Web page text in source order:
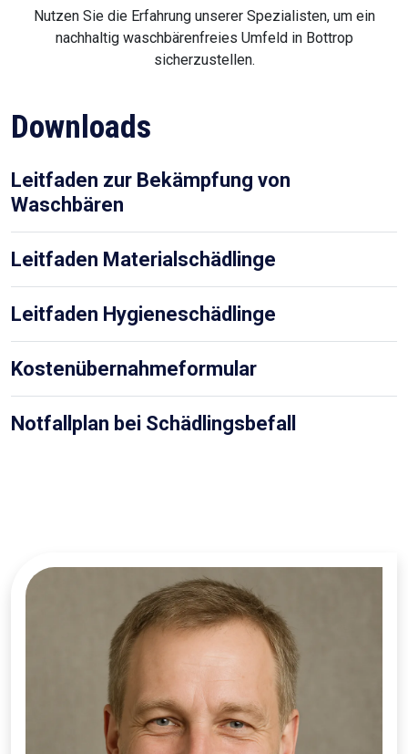
Nutzen Sie die Erfahrung unserer Spezialisten, um ein
nachhaltig waschbärenfreies Umfeld in Bottrop
sicherzustellen.
Downloads
Leitfaden zur Bekämpfung von
Waschbären
Leitfaden Materialschädlinge
Leitfaden Hygieneschädlinge
Kostenübernahmeformular
Notfallplan bei Schädlingsbefall